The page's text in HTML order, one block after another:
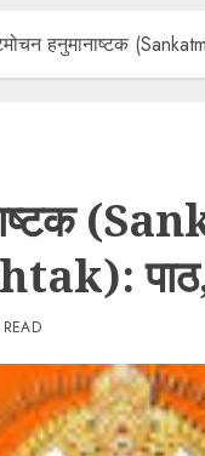
हनुमानाष्टक